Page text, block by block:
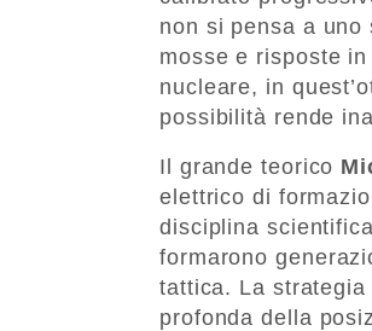
non si pensa a
mosse e risposte
nucleare, in
possibilità rende
Il grande teorico
elettrico di
disciplina
formarono
tattica. La
profonda della